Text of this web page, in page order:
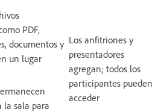
PDF,
documentos y
un lugar
la sala para
Los anfitriones y
presentadores
agregan; todos los
participantes pueden
acceder